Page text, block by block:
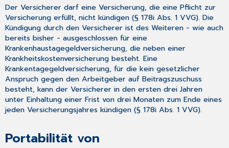
Der Versicherer darf eine Versicherung, die eine Pflicht zur
Versicherung erfüllt, nicht kündigen (§ 178i Abs. 1 VVG). Die
Kündigung durch den Versicherer ist des Weiteren - wie auch
bereits bisher - ausgeschlossen für eine
Krankenhaustagegeldversicherung, die neben einer
Krankheitskostenversicherung besteht. Eine
Krankentagegeldversicherung, für die kein gesetzlicher
Anspruch gegen den Arbeitgeber auf Beitragszuschuss
besteht, kann der Versicherer in den ersten drei Jahren
unter Einhaltung einer Frist von drei Monaten zum Ende eines
jeden Versicherungsjahres kündigen (§ 178i Abs. 1 VVG).
Portabilität von